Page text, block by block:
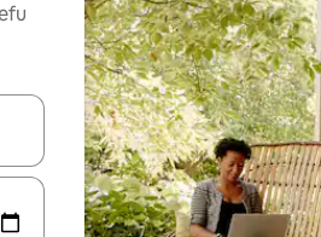
vitufe vya vishale vya juu na chini au